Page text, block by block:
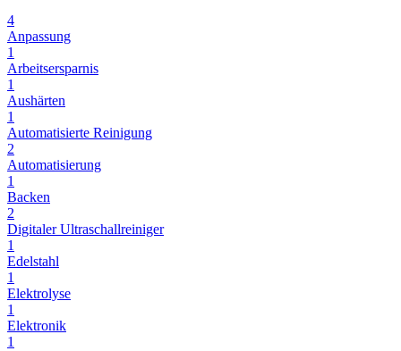
4
Anpassung
1
Arbeitsersparnis
1
Aushärten
1
Automatisierte Reinigung
2
Automatisierung
1
Backen
2
Digitaler Ultraschallreiniger
1
Edelstahl
1
Elektrolyse
1
Elektronik
1